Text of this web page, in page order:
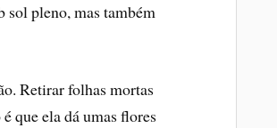
sol pleno, mas também
Retirar folhas mortas
que ela dá umas flores